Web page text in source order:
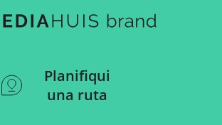
Planifiqui
una ruta